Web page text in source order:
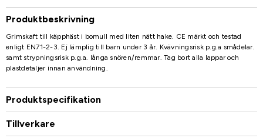
Produktbeskrivning
Grimskaft till käpphäst i bomull med liten nätt hake. CE märkt och testad
enligt EN71-2-3. Ej lämplig till barn under 3 år. Kvävningsrisk p.g.a smådelar.
samt strypningsrisk p.g.a. långa snören/remmar. Tag bort alla lappar och
plastdetaljer innan användning.
Produktspecifikation
Tillverkare